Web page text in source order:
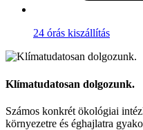
24 órás kiszállítás
Klímatudatosan dolgozunk.
Számos konkrét ökológiai
környezetre és éghajlatra